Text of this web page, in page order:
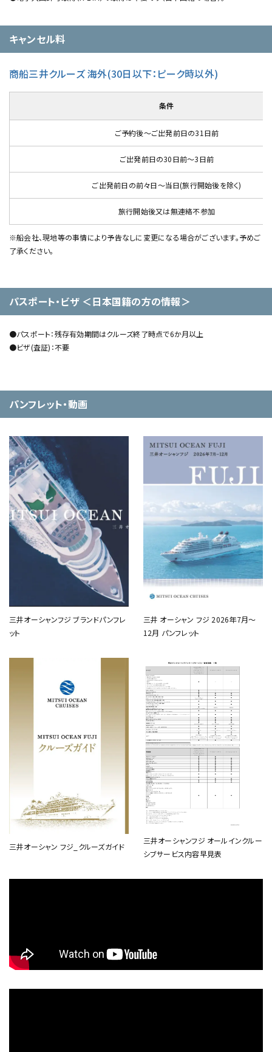
キャンセル料
商船三井クルーズ 海外(30日以下：ピーク時以外)
条件
ご予約後～ご出発前日の31日前
ご出発前日の30日前～3日前
ご出発前日の前々日～当日(旅行開始後を除く)
旅行開始後又は無連絡不参加
※船会社、現地等の事情により予告なしに変更になる場合がございます。予めご
了承ください。
パスポート・ビザ ＜日本国籍の方の情報＞
●パスポート：残存有効期間はクルーズ終了時点で6か月以上
●ビザ(査証)：不要
パンフレット・動画
三井オーシャンフジ ブランドパンフレ
ット
三井 オーシャン フジ 2026年7月～
12月 パンフレット
三井オーシャン フジ_クルーズガイド
三井オーシャンフジ オールインクルー
シブサービス内容早見表